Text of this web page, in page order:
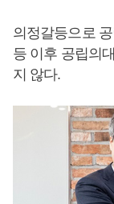
의정갈등으로
등 이후 공립의
지 않다.